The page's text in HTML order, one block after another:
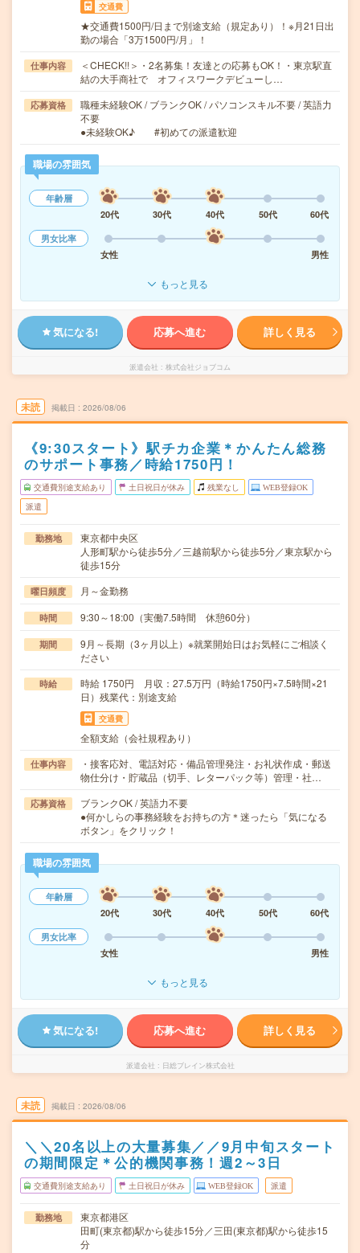
交通費
★交通費1500円/日まで別途支給（規定あり）！※月21日出
勤の場合「3万1500円/月」！
仕事内容
＜CHECK!!＞・2名募集！友達との応募もOK！・東京駅直
結の大手商社で オフィスワークデビューし…
応募資格
職種未経験OK / ブランクOK / パソコンスキル不要 / 英語力
不要
●未経験OK♪ #初めての派遣歓迎
職場の雰囲気
年齢層
20代
30代 40代 50代
60代
男女比率
女性
男性
もっと見る
気になる! 応募へ進む 詳しく見る
派遣会社 株式会社ジョブコム
未読 掲載日 2026/08/06
《9:30スタート》駅チカ企業＊かんたん総務
のサポート事務／時給1750円！
交通費別途支給あり 土日祝日が休み 残業なし WEB登録OK
派遣
勤務地
東京都中央区
人形町駅から徒歩5分／三越前駅から徒歩5分／東京駅から
徒歩15分
曜日頻度 月～金勤務
時間 9:30～18:00（実働7.5時間 休憩60分）
期間
9月～長期（3ヶ月以上）※就業開始日はお気軽にご相談く
ださい
時給
時給 1750円 月収：27.5万円（時給1750円×7.5時間×21
日）残業代：別途支給
交通費
全額支給（会社規程あり）
仕事内容
・接客応対、電話対応・備品管理発注・お礼状作成・郵送
物仕分け・貯蔵品（切手、レターパック等）管理・社…
応募資格
ブランクOK / 英語力不要
●何かしらの事務経験をお持ちの方＊迷ったら「気になる
ボタン」をクリック！
職場の雰囲気
年齢層
20代
30代 40代 50代
60代
男女比率
女性
男性
もっと見る
気になる! 応募へ進む 詳しく見る
派遣会社 日総ブレイン株式会社
未読 掲載日 2026/08/06
＼＼20名以上の大量募集／／9月中旬スタート
の期間限定＊公的機関事務！週2～3日
交通費別途支給あり 土日祝日が休み WEB登録OK 派遣
勤務地
東京都港区
田町(東京都)駅から徒歩15分／三田(東京都)駅から徒歩15
分